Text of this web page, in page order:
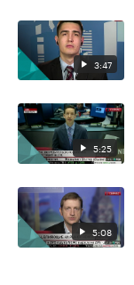
3:47
5:25
5:08